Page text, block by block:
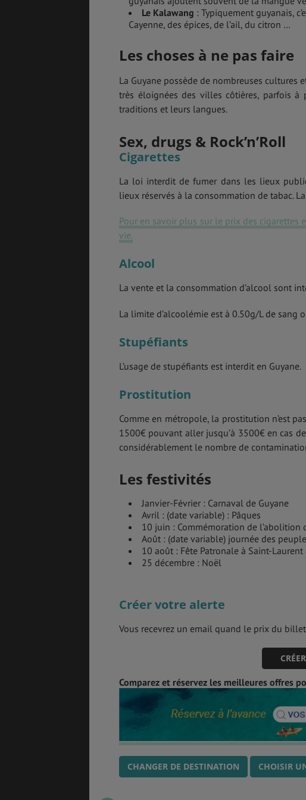
Le Kalawang : Typiquement guyanais,
Cayenne, des épices, de l’ail, du citron …
Les choses à ne pas faire
La Guyane possède de nombreuses
très éloignées des villes côtières, parfois
traditions et leurs langues.
Sex, drugs & Rock’n’Roll
Cigarettes
La loi interdit de fumer dans les lieux
lieux réservés à la consommation de tabac.
Pour en savoir plus sur le prix des
vie.
Alcool
La vente et la consommation d’alcool sont
La limite d’alcoolémie est à 0.50g/L de sang
Stupéfiants
L’usage de stupéfiants est interdit en Guyane.
Prostitution
Comme en métropole, la prostitution n’est
1500€ pouvant aller jusqu’à 3500€ en cas
considérablement le nombre de
Les festivités
Janvier-Février : Carnaval de Guyane
Avril : (date variable) : Pâques
10 juin : Commémoration de l’abolition
Août : (date variable) journée des
10 août : Fête Patronale à Saint-
25 décembre : Noël
Créer votre alerte
Vous recevrez un email quand le prix du
Comparez et réservez les meilleures offres
CHANGER DE DESTINATION CHOISIR